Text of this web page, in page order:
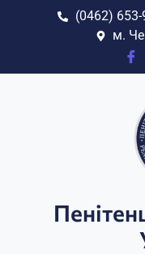
(0462) 653-
м.